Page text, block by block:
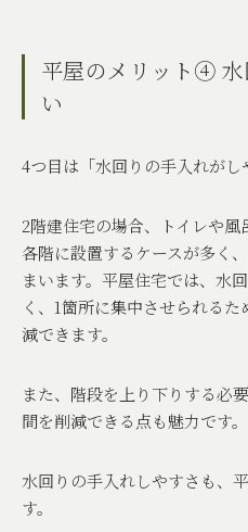
平屋のメリット④
い
4つ目は「水回りの手入れがし
2階建住宅の場合、トイレや
各階に設置するケースが多く
まいます。平屋住宅では、水
く、 1箇所に集中させられるた
減できます。
また、階段を上り下りする必
間を削減できる点も魅力です。
水回りの手入れしやすさも、
す。